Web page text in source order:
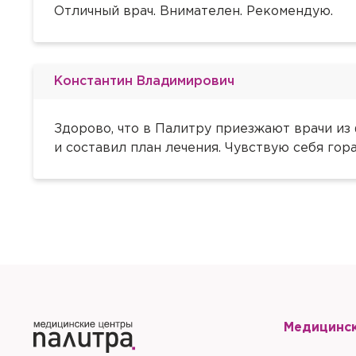
Отличный врач. Внимателен. Рекомендую.
Константин Владимирович
Здорово, что в Палитру приезжают врачи
и составил план лечения. Чувствую себя
Сбросить чекап и
Хорошо
Да
Отправить
Отправить